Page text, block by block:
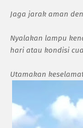
Jaga jarak aman
Nyalakan lampu
hari atau kondisi
Utamakan